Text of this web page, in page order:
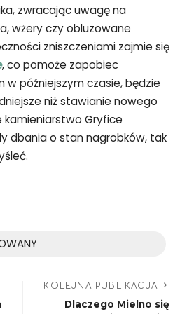
zwracając uwagę na
wżery czy obluzowane
zniszczeniami zajmie się
, co pomoże zapobiec
w późniejszym czasie, będzie
niż stawianie nowego
kamieniarstwo Gryfice
dbania o stan nagrobków, tak
KOLEJNA PUBLIKACJA
Dlaczego Mielno się